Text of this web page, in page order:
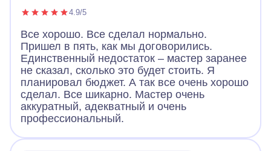
4.9/5
Все хорошо. Все сделал нормально.
Пришел в пять, как мы договорились.
Единственный недостаток – мастер заранее
не сказал, сколько это будет стоить. Я
планировал бюджет. А так все очень хорошо
сделал. Все шикарно. Мастер очень
аккуратный, адекватный и очень
профессиональный.